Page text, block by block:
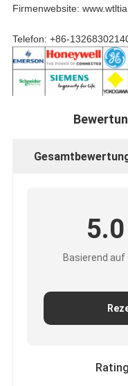
Firmenwebsite:
Telefon: +86-
5.0
Basierend